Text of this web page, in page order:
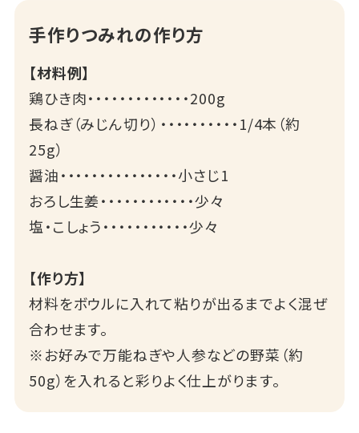
手作りつみれの作り方
【材料例】
鶏ひき肉・・・・・・・・・・・・・200g
長ねぎ（みじん切り）・・・・・・・・・・1/4本（約
25g）
醤油・・・・・・・・・・・・・・・小さじ1
おろし生姜・・・・・・・・・・・・少々
塩・こしょう・・・・・・・・・・・少々
【作り方】
材料をボウルに入れて粘りが出るまでよく混ぜ
合わせます。
※お好みで万能ねぎや人参などの野菜（約
50g）を入れると彩りよく仕上がります。